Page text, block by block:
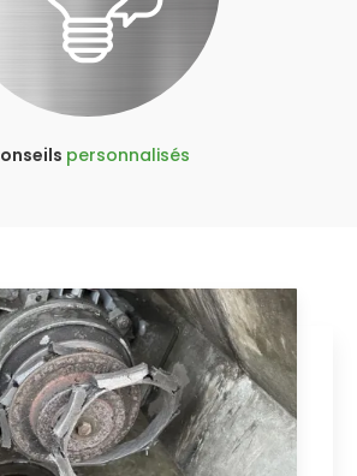
personnalisés